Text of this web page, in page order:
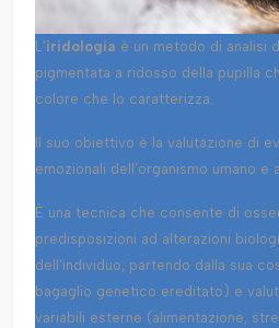
L’iridologia è un metodo di analisi
pigmentata a ridosso della pupilla
colore che lo caratterizza.
Il suo obiettivo è la valutazione di
emozionali dell’organismo umano e
È una tecnica che consente di
predisposizioni ad alterazioni
dell’individuo, partendo dalla sua
bagaglio genetico ereditato) e
variabili esterne (alimentazione,